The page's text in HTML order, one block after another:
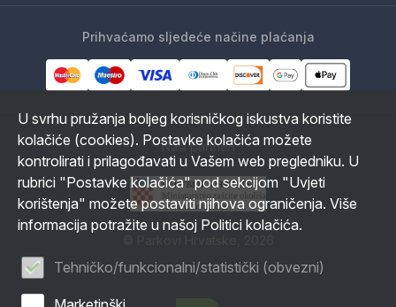
Prihvaćamo sljedeće načine plaćanja
Naši partneri
U svrhu pružanja boljeg korisničkog iskustva koristite
kolačiće (cookies). Postavke kolačića možete
kontrolirati i prilagođavati u Vašem web pregledniku. U
rubrici "Postavke kolačića" pod sekcijom "Uvjeti
korištenja" možete postaviti njihova ograničenja. Više
informacija potražite u našoj Politici kolačića.
Tehničko/funkcionalni/statistički (obvezni)